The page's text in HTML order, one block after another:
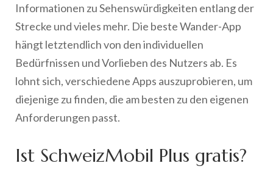
Informationen zu Sehenswürdigkeiten entlang der
Strecke und vieles mehr. Die beste Wander-App
hängt letztendlich von den individuellen
Bedürfnissen und Vorlieben des Nutzers ab. Es
lohnt sich, verschiedene Apps auszuprobieren, um
diejenige zu finden, die am besten zu den eigenen
Anforderungen passt.
Ist SchweizMobil Plus gratis?